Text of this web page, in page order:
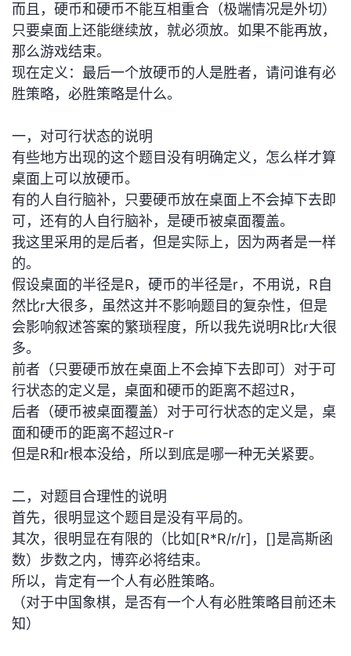
的
博
客
我
的
论
坛
我
的
圈
子
我
的
直
播
我
的
活
动
我
的
关
注
学
堂
我
的
课
程
我
的
认
证
我
的
实
验
我
的
收
藏
持
我
的
技
术
支
持
我
的
云
声
建
议
而且，硬币和硬币不能互相重合（极端情况是外切）
只要桌面上还能继续放，就必须放。如果不能再放，
那么游戏结束。
现在定义：最后一个放硬币的人是胜者，请问谁有必
胜策略，必胜策略是什么。
一，对可行状态的说明
有些地方出现的这个题目没有明确定义，怎么样才算
桌面上可以放硬币。
有的人自行脑补，只要硬币放在桌面上不会掉下去即
可，还有的人自行脑补，是硬币被桌面覆盖。
我这里采用的是后者，但是实际上，因为两者是一样
的。
假设桌面的半径是R，硬币的半径是r，不用说，R自
然比r大很多，虽然这并不影响题目的复杂性，但是
会影响叙述答案的繁琐程度，所以我先说明R比r大很
多。
前者（只要硬币放在桌面上不会掉下去即可）对于可
行状态的定义是，桌面和硬币的距离不超过R，
后者（硬币被桌面覆盖）对于可行状态的定义是，桌
面和硬币的距离不超过R-r
但是R和r根本没给，所以到底是哪一种无关紧要。
二，对题目合理性的说明
首先，很明显这个题目是没有平局的。
其次，很明显在有限的（比如[R*R/r/r]，[]是高斯函
数）步数之内，博弈必将结束。
所以，肯定有一个人有必胜策略。
（对于中国象棋，是否有一个人有必胜策略目前还未
知）